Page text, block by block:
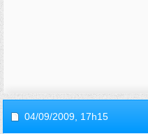
04/09/2009, 17h15